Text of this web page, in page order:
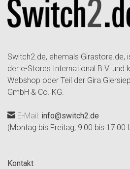
Switch2.de, ehemals Girastore.de,
der e-Stores International B.V. und
Webshop oder Teil der Gira
GmbH & Co. KG.
E-Mail: info@switch2.de
(Montag bis Freitag, 9:00 bis 17:00
Kontakt